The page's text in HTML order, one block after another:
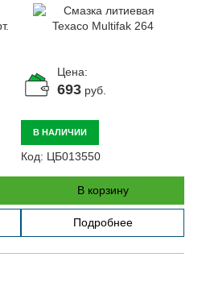
Цена:
693 руб.
В НАЛИЧИИ
Код: ЦБ013550
В корзину
Подробнее